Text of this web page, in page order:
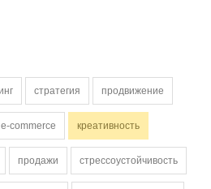
стратегия продвижение
e-commerce креативность
продажи стрессоустойчивость